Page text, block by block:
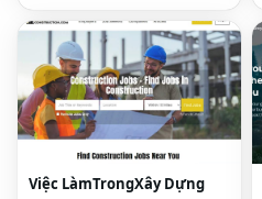
Việc LàmTrongXây Dựng